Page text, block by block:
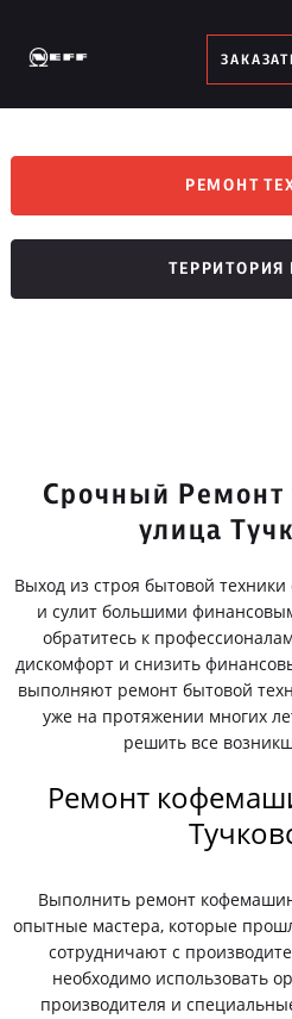
РЕМОНТ
ТЕРРИТОРИЯ
Срочный Ремонт
улица
Выход из строя бытовой техники
и сулит большими
обратитесь к
дискомфорт и снизить
выполняют ремонт бытовой
уже на протяжении многих
решить все
Ремонт
Выполнить ремонт
опытные мастера, которые
сотрудничают с
необходимо использовать
производителя и